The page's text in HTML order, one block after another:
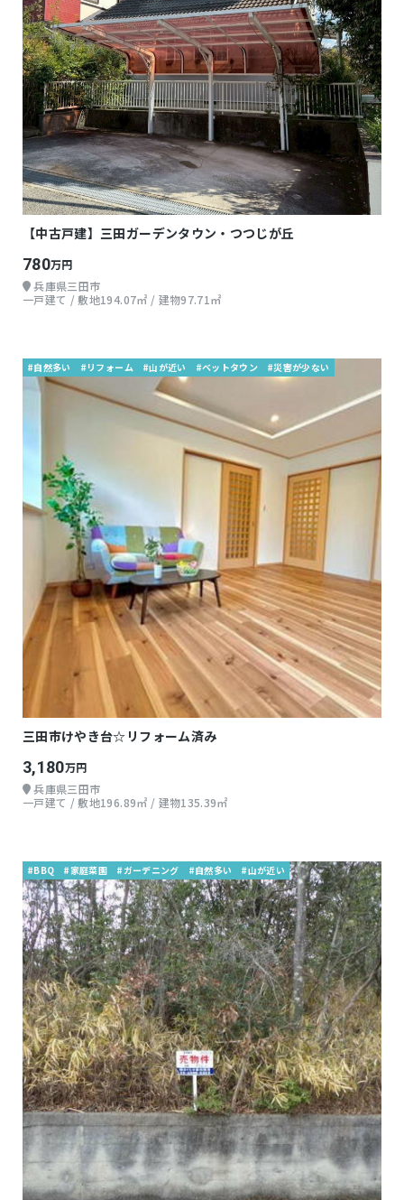
【中古戸建】三田ガーデンタウン・つつじが丘
780万円
兵庫県三田市
一戸建て / 敷地194.07㎡ / 建物97.71㎡
#自然多い #リフォーム #山が近い #ベットタウン #災害が少ない
三田市けやき台☆リフォーム済み
3,180万円
兵庫県三田市
一戸建て / 敷地196.89㎡ / 建物135.39㎡
#BBQ #家庭菜園 #ガーデニング #自然多い #山が近い